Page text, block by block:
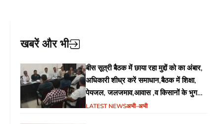
खबरें और भी
बीस सूत्री बैठक में छाया रहा मुद्दों को का अंबार,
अधिकारी शीध्र करें समाधान,बैठक में शिक्षा,
पेयजल, जलजमाव,आवास ,व किसानों के भुगतान
का उठा मुद्दा
LATEST NEWSअभी-अभी